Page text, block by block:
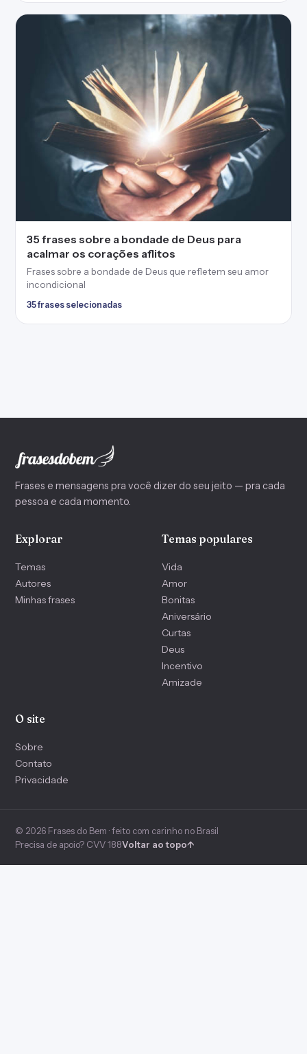
35 frases sobre a bondade de Deus para
acalmar os corações aflitos
Frases sobre a bondade de Deus que refletem seu amor
incondicional
35 frases selecionadas
Frases e mensagens pra você dizer do seu jeito — pra cada
pessoa e cada momento.
Explorar
Temas
Autores
Minhas frases
Temas populares
Vida
Amor
Bonitas
Aniversário
Curtas
Deus
Incentivo
Amizade
O site
Sobre
Contato
Privacidade
© 2026 Frases do Bem · feito com carinho no Brasil
Precisa de apoio? CVV 188Voltar ao topo↑